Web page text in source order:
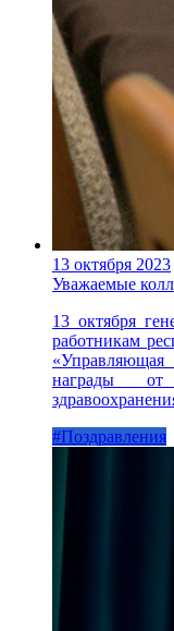
13 октября 2023
Уважаемые
13 октября
работникам
награды от
#Поздравления